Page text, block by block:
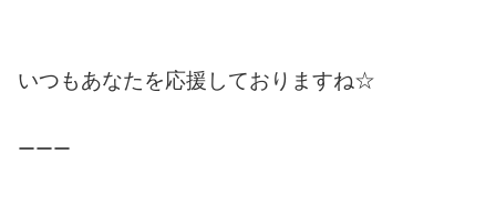
いつもあなたを応援しておりますね☆
ーーー